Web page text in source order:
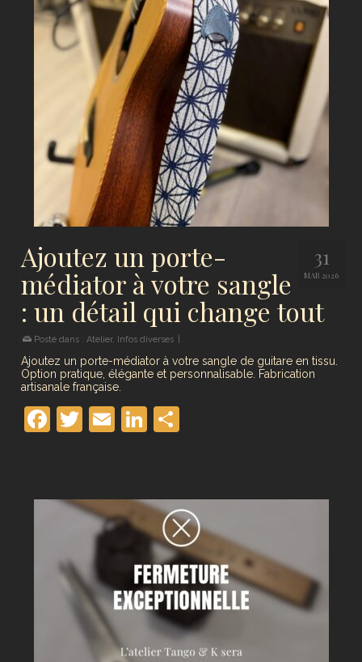
31
MAR 2026
Ajoutez un porte-
médiator à votre sangle
: un détail qui change tout
Posté dans : Atelier, Infos diverses
Ajoutez un porte-médiator à votre sangle de guitare en tissu.
Option pratique, élégante et personnalisable. Fabrication
artisanale française.
Facebook
Twitter
EmailLinkedIn